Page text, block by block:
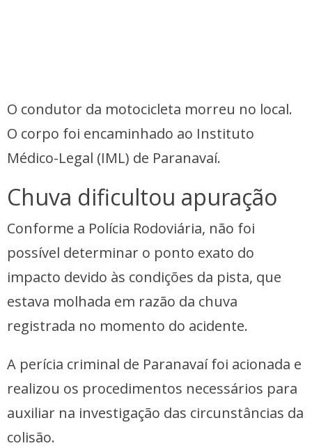
O condutor da motocicleta morreu no local.
O corpo foi encaminhado ao Instituto
Médico-Legal (IML) de Paranavaí.
Chuva dificultou apuração
Conforme a Polícia Rodoviária, não foi
possível determinar o ponto exato do
impacto devido às condições da pista, que
estava molhada em razão da chuva
registrada no momento do acidente.
A perícia criminal de Paranavaí foi acionada e
realizou os procedimentos necessários para
auxiliar na investigação das circunstâncias da
colisão.